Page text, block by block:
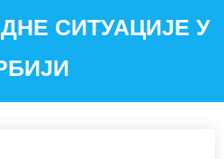
СИТУАЦИЈЕ У